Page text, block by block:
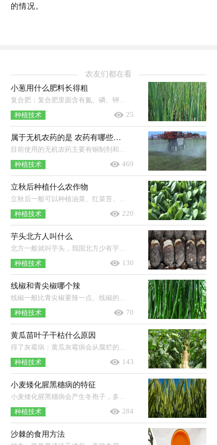
的情况。
农友们都在看
小葱用什么肥料长得粗
复合肥：复合肥里面含有氮、磷、钾元素，使用时可以直接添加在土壤里，等到土壤吸收之后小葱就可以吸收。豆饼肥：豆饼肥使用时先将其捣碎...
种植技术 25
属于无机农药的是 农药有哪些种类
目前使用的无机农药主要有铜制剂和硫制剂，铜制剂有硫酸铜、波尔多液等，硫制剂有硫黄、石硫合剂等。使用农药时一定不能一药连用，常用...
种植技术 469
立秋后种植什么农作物
立秋后一般可以种植油菜、红菜苔、萝卜、香菜、菠菜、白菜等农作物。1、油菜：一般可在8月中下旬种植，到了9月底即可收获，从播种到收...
种植技术 220
芋头北方人叫什么
北方一般就叫芋头，我国北方少有芋头种植，芋头和它的名字一起从南方传入北方。我国的芋头资源较为丰富，主要分布在珠江、长江及淮河流...
种植技术 130
线椒和青尖椒哪个辣
种植技术 70
黄瓜苗叶子干枯什么原因
种植技术 143
小麦矮化腥黑穗病的特征
种植技术 284
沙棘的食用方法